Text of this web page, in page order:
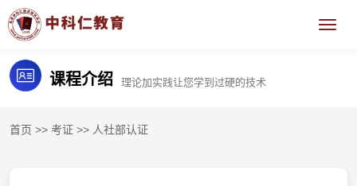
课程介绍 理论加实践让您学到过硬的技术
首页 >> 考证 >> 人社部认证